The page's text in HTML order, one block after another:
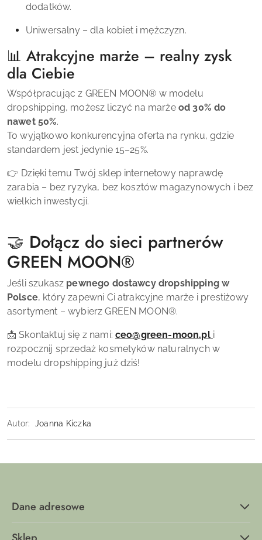
dodatków.
Uniwersalny – dla kobiet i mężczyzn.
📊 Atrakcyjne marże – realny zysk
dla Ciebie
Współpracując z GREEN MOON® w modelu
dropshipping, możesz liczyć na marże od 30% do
nawet 50%.
To wyjątkowo konkurencyjna oferta na rynku, gdzie
standardem jest jedynie 15–25%.
👉 Dzięki temu Twój sklep internetowy naprawdę
zarabia – bez ryzyka, bez kosztów magazynowych i bez
wielkich inwestycji.
🤝 Dołącz do sieci partnerów
GREEN MOON®
Jeśli szukasz pewnego dostawcy dropshipping w
Polsce, który zapewni Ci atrakcyjne marże i prestiżowy
asortyment – wybierzGREEN MOON®.
📩 Skontaktuj się z nami: ceo@green-moon.pl i
rozpocznij sprzedaż kosmetyków naturalnych w
modelu dropshipping już dziś!
Autor: Joanna Kiczka
Dane adresowe